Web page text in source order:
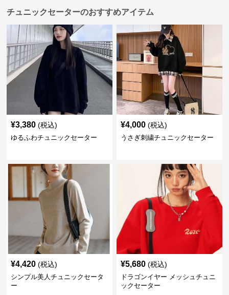
チュニックセーターのおすすめアイテム
¥3,380 (税込)
ゆるふわチュニックセーター
¥4,000 (税込)
うさぎ刺繍チュニックセーター
¥4,420 (税込)
シンプル美人チュニックセータ
ー
¥5,680 (税込)
ドラゴンイヤー メッシュチュニ
ックセーター